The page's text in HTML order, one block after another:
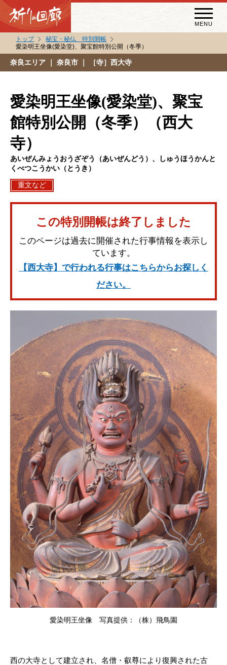
MENU
秘宝・秘仏特別開帳
祈りの回廊コラム
トップ
秘宝・秘仏 特別開帳
愛染明王坐像(愛染堂)、聚宝館特別公開（冬季）
奈良エリア ｜ 奈良市 ｜ ［寺］西大寺
愛染明王坐像(愛染堂)、聚宝
館特別公開（冬季）（西大
寺）
あいぜんみょうおうざぞう（あいぜんどう）、しゅうほうかんと
くべつこうかい（とうき）
重文など
この特別開帳は終了しました
このページは過去に開催された行事情報を表示し
ています。
【西大寺】で行われる行事はこちらからお探しく
ださい。
愛染明王坐像 写真提供：（株）飛鳥園
西の大寺として建立され、名僧・叡尊により復興された古